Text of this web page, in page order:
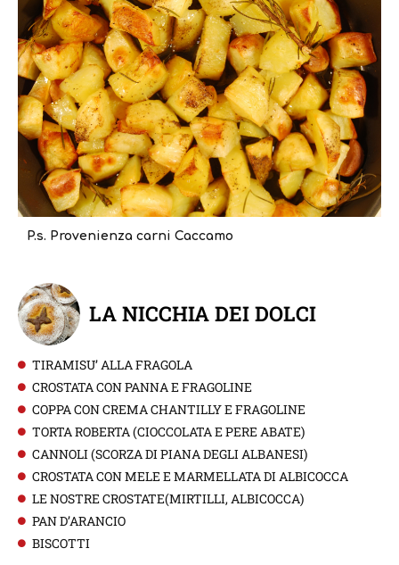
P.s. Provenienza carni Caccamo
LA NICCHIA DEI DOLCI
TIRAMISU’ ALLA FRAGOLA
CROSTATA CON PANNA E FRAGOLINE
COPPA CON CREMA CHANTILLY E FRAGOLINE
TORTA ROBERTA (CIOCCOLATA E PERE ABATE)
CANNOLI (SCORZA DI PIANA DEGLI ALBANESI)
CROSTATA CON MELE E MARMELLATA DI ALBICOCCA
LE NOSTRE CROSTATE(MIRTILLI, ALBICOCCA)
PAN D’ARANCIO
BISCOTTI